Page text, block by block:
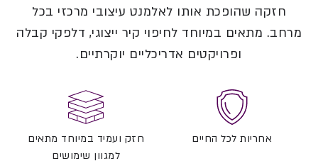
חזקה שהופכת אותו לאלמנט עיצובי מרכזי בכל
מרחב. מתאים במיוחד לחיפוי קיר ייצוגי, דלפקי קבלה
ופרויקטים אדריכליים יוקרתיים.
אחריות לכל החיים
חזק ועמיד במיוחד מתאים
למגוון שימושים